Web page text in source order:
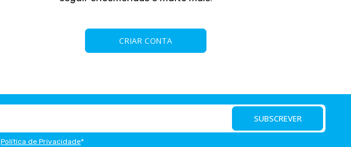
CRIAR CONTA
SUBSCREVER
Política de Privacidade*